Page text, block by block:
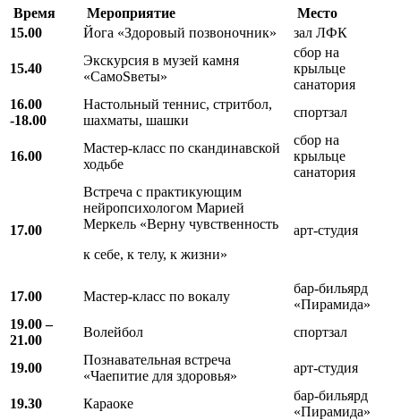
Время Мероприятие
Место
15.00
Йога «Здоровый позвоночник» зал ЛФК
15.40
Экскурсия в музей камня
«СамоSветы»
сбор на
крыльце
санатория
16.00
-18.00
Настольный теннис, стритбол,
шахматы, шашки
спортзал
16.00
Мастер-класс по скандинавской
ходьбе
сбор на
крыльце
санатория
17.00
Встреча с практикующим
нейропсихологом Марией
Меркель «Верну чувственность
к себе, к телу, к жизни»
арт-студия
17.00 Мастер-класс по вокалу
бар-бильярд
«Пирамида»
19.00 –
21.00
Волейбол спортзал
19.00
Познавательная встреча
«Чаепитие для здоровья»
арт-студия
19.30 Караоке
бар-бильярд
«Пирамида»